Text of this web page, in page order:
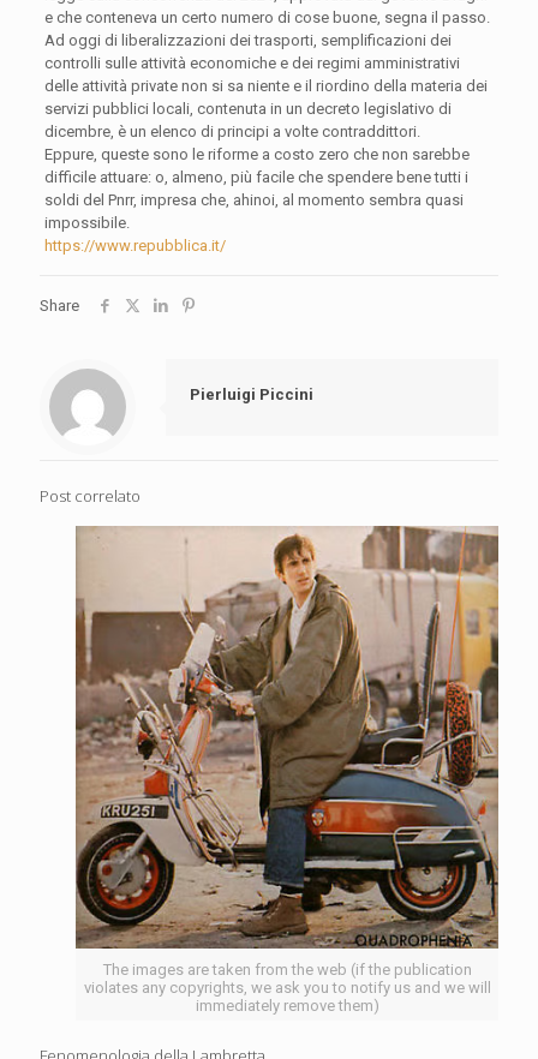
e che conteneva un certo numero di cose buone, segna il passo.
Ad oggi di liberalizzazioni dei trasporti, semplificazioni dei
controlli sulle attività economiche e dei regimi amministrativi
delle attività private non si sa niente e il riordino della materia dei
servizi pubblici locali, contenuta in un decreto legislativo di
dicembre, è un elenco di principi a volte contraddittori.
Eppure, queste sono le riforme a costo zero che non sarebbe
difficile attuare: o, almeno, più facile che spendere bene tutti i
soldi del Pnrr, impresa che, ahinoi, al momento sembra quasi
impossibile.
https://www.repubblica.it/
Share
Pierluigi Piccini
Post correlato
The images are taken from the web (if the publication
violates any copyrights, we ask you to notify us and we will
immediately remove them)